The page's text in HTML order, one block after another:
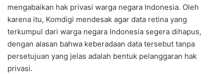
mengabaikan hak privasi warga negara Indonesia. Oleh
karena itu, Komdigi mendesak agar data retina yang
terkumpul dari warga negara Indonesia segera dihapus,
dengan alasan bahwa keberadaan data tersebut tanpa
persetujuan yang jelas adalah bentuk pelanggaran hak
privasi.